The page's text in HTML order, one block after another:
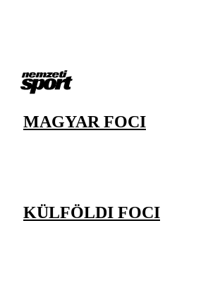
MAGYAR FOCI
KÜLFÖLDI FOCI